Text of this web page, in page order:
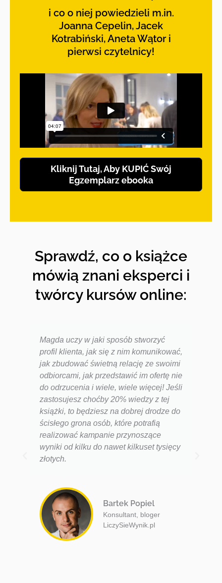
i co o niej powiedzieli m.in.
Joanna Cepelin, Jacek
Kotrabiński, Aneta Wątor i
pierwsi czytelnicy!
Kliknij Tutaj, Aby KUPIĆ Swój
Egzemplarz ebooka
Sprawdź, co o książce
mówią znani eksperci i
twórcy kursów online:
Magda uczy w jaki sposób stworzyć
profil klienta, jak się z nim komunikować,
jak zbudować świetną relację ze swoimi
odbiorcami, jak przedstawić im ofertę nie
do odrzucenia i wiele, wiele więcej! Jeśli
zastosujesz choćby 20% wiedzy z tej
książki, to będziesz na dobrej drodze do
ścisłego grona osób, które potrafią
realizować kampanie przynoszące
wyniki od kilku do nawet kilkuset tysięcy
złotych.
Bartek Popiel
Konsultant, bloger
LiczySieWynik.pl